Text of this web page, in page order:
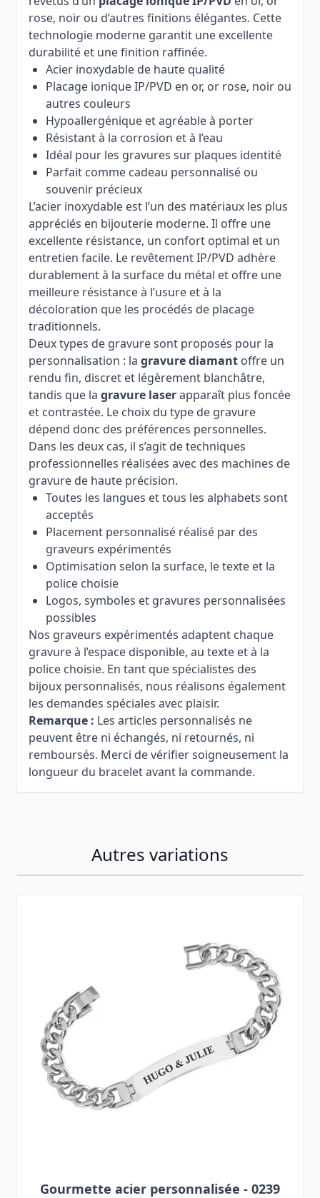
rose, noir ou d’autres finitions élégantes. Cette
technologie moderne garantit une excellente
durabilité et une finition raffinée.
Acier inoxydable de haute qualité
Placage ionique IP/PVD en or, or rose, noir ou
autres couleurs
Hypoallergénique et agréable à porter
Résistant à la corrosion et à l’eau
Idéal pour les gravures sur plaques identité
Parfait comme cadeau personnalisé ou
souvenir précieux
L’acier inoxydable est l’un des matériaux les plus
appréciés en bijouterie moderne. Il offre une
excellente résistance, un confort optimal et un
entretien facile. Le revêtement IP/PVD adhère
durablement à la surface du métal et offre une
meilleure résistance à l’usure et à la
décoloration que les procédés de placage
traditionnels.
Deux types de gravure sont proposés pour la
personnalisation : la gravure diamant offre un
rendu fin, discret et légèrement blanchâtre,
tandis que la gravure laserapparaît plus foncée
et contrastée. Le choix du type de gravure
dépend donc des préférences personnelles.
Dans les deux cas, il s’agit de techniques
professionnelles réalisées avec des machines de
gravure de haute précision.
Toutes les langues et tous les alphabets sont
acceptés
Placement personnalisé réalisé par des
graveurs expérimentés
Optimisation selon la surface, le texte et la
police choisie
Logos, symboles et gravures personnalisées
possibles
Nos graveurs expérimentés adaptent chaque
gravure à l’espace disponible, au texte et à la
police choisie. En tant que spécialistes des
bijoux personnalisés, nous réalisons également
les demandes spéciales avec plaisir.
Remarque : Les articles personnalisés ne
peuvent être ni échangés, ni retournés, ni
remboursés. Merci de vérifier soigneusement la
longueur du bracelet avant la commande.
Autres variations
Gourmette acier personnalisée - 0239